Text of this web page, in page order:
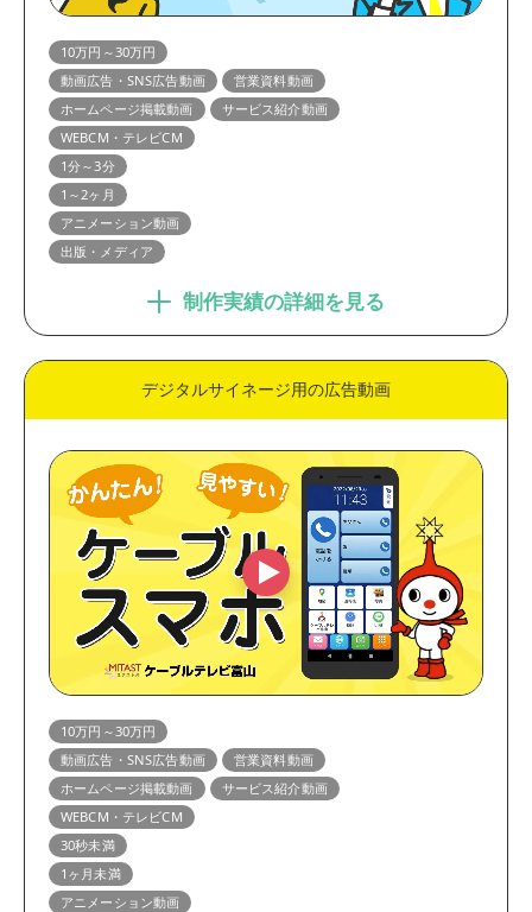
10万円～30万円
動画広告・SNS広告動画
営業資料動画
ホームページ掲載動画
サービス紹介動画
WEBCM・テレビCM
1分～3分
1～2ヶ月
アニメーション動画
出版・メディア
制作実績の詳細を見る
デジタルサイネージ用の広告動画
10万円～30万円
動画広告・SNS広告動画
営業資料動画
ホームページ掲載動画
サービス紹介動画
WEBCM・テレビCM
30秒未満
1ヶ月未満
アニメーション動画